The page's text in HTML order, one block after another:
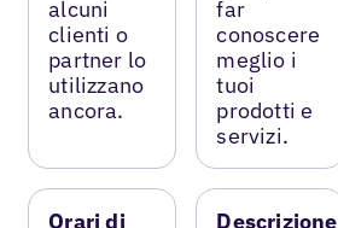
alcuni
clienti o
partner lo
utilizzano
ancora.
far
conoscere
meglio i
tuoi
prodotti e
servizi.
Orari di
Descrizione